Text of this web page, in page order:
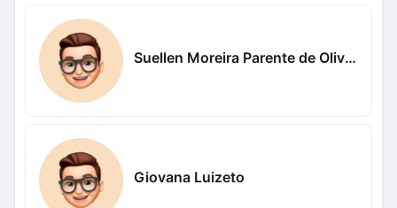
Suellen Moreira Parente de Oliveira
Giovana Luizeto